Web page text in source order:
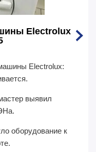
Electrolux
Electrolux:
выявил
оборудование к